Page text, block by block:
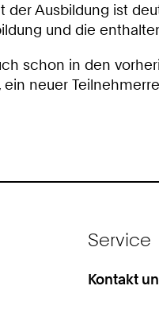
der Ausbildung ist
und die
schon in den
neuer
Service
Kontakt